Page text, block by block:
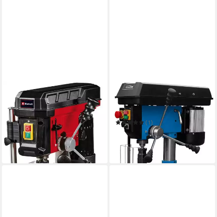
EINHELL
Säulenbohrmaschine TC-BD
450
114,99 € UVP 135,95 €
-15%
in 3-4 Werktagen bei dir
GÜDE
Säulenbohrmaschine GSB
20/812 R+L
(1)
441,23 € UVP 549,00 €
-20%
in 9-11 Werktagen bei dir